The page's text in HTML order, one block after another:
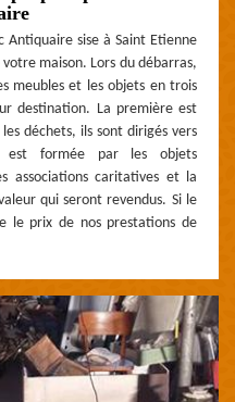
sise à Saint Etienne
maison. Lors du débarras,
meubles et les objets en trois
destination. La première est
déchets, ils sont dirigés vers
est formée par les objets
associations caritatives et la
qui seront revendus. Si le
le prix de nos prestations de